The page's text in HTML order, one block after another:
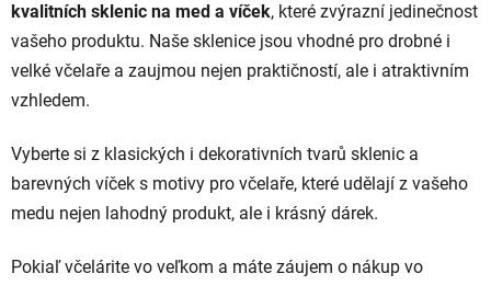
kvalitních sklenic na med a víček, které zvýrazní jedinečnost
vašeho produktu. Naše sklenice jsou vhodné pro drobné i
velké včelaře a zaujmou nejen praktičností, ale i atraktivním
vzhledem.
Vyberte si z klasických i dekorativních tvarů sklenic a
barevných víček s motivy pro včelaře, které udělají z vašeho
medu nejen lahodný produkt, ale i krásný dárek.
Pokiaľ včelárite vo veľkom a máte záujem o nákup vo